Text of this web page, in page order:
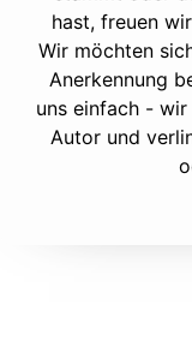
hast, freuen
Wir möchten
Anerkennung
uns einfach -
Autor und